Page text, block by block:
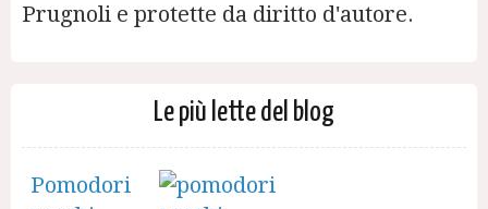
Prugnoli e protette da diritto d'autore.
Le più lette del blog
Pomodori